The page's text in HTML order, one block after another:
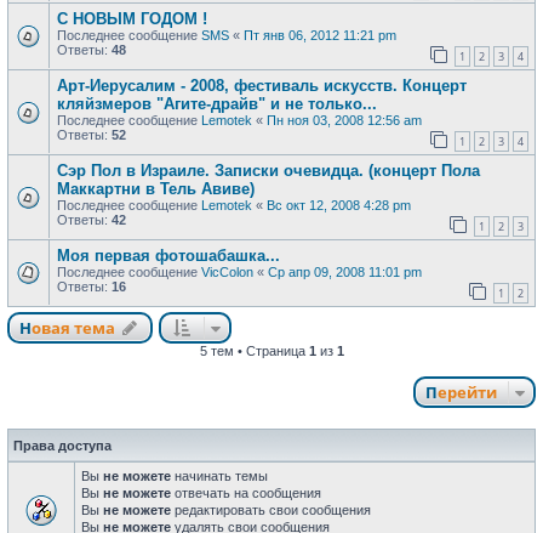
С НОВЫМ ГОДОМ !
Последнее сообщение SMS « Пт янв 06, 2012 11:21 pm
Ответы: 48 1 2 3 4
Арт-Иерусалим - 2008, фестиваль искусств. Концерт
кляйзмеров "Агите-драйв" и не только...
Последнее сообщение Lemotek « Пн ноя 03, 2008 12:56 am
Ответы: 52 1 2 3 4
Сэр Пол в Израиле. Записки очевидца. (концерт Пола
Маккартни в Тель Авиве)
Последнее сообщение Lemotek « Вс окт 12, 2008 4:28 pm
Ответы: 42 1 2 3
Моя первая фотошабашка...
Последнее сообщение VicColon « Ср апр 09, 2008 11:01 pm
Ответы: 16 1 2
Новая тема
Новая тема
5 тем • Страница 1 из 1
Перейти
Права доступа
Вы не можете начинать темы
Вы не можете отвечать на сообщения
Вы не можете редактировать свои сообщения
Вы не можете удалять свои сообщения